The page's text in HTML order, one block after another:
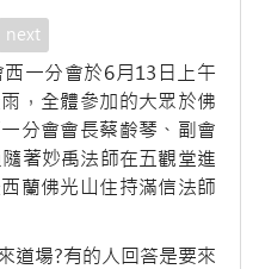
next
一分會於6月13日上午
，全體參加的大眾於佛
分會會長蔡齡琴、副會
著妙禹法師在五觀堂進
蘭佛光山住持滿信法師
道場?有的人回答是要來